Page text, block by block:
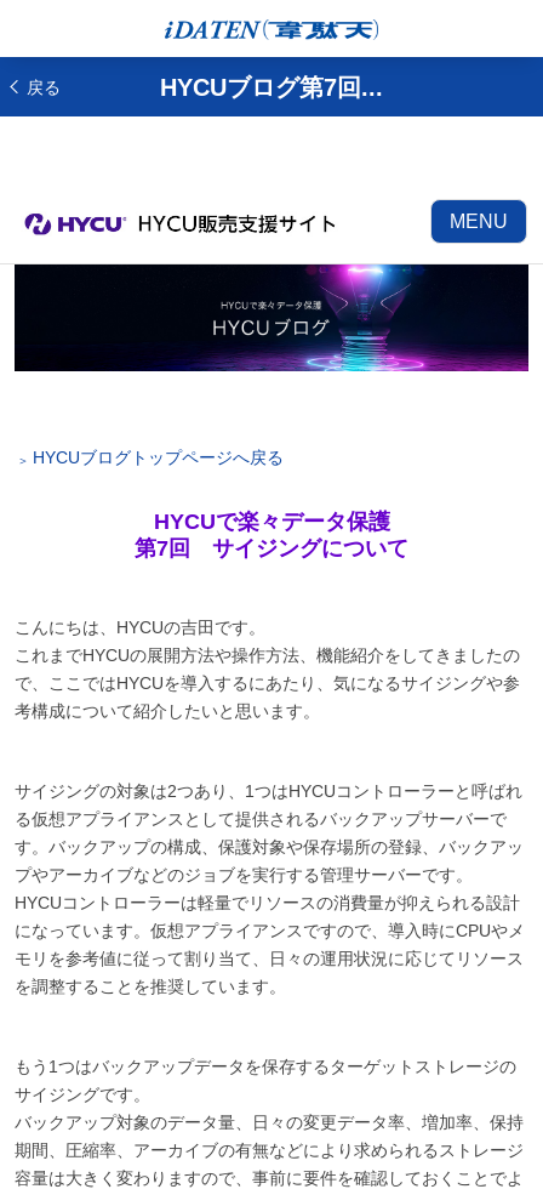
戻る HYCUブログ第7回...
MENU
HYCUブログトップページへ戻る
HYCUで楽々データ保護
第7回 サイジングについて
こんにちは、HYCUの吉田です。
これまでHYCUの展開方法や操作方法、機能紹介をしてきましたの
で、ここではHYCUを導入するにあたり、気になるサイジングや参
考構成について紹介したいと思います。
サイジングの対象は2つあり、1つはHYCUコントローラーと呼ばれ
る仮想アプライアンスとして提供されるバックアップサーバーで
す。バックアップの構成、保護対象や保存場所の登録、バックアッ
プやアーカイブなどのジョブを実行する管理サーバーです。
HYCUコントローラーは軽量でリソースの消費量が抑えられる設計
になっています。仮想アプライアンスですので、導入時にCPUやメ
モリを参考値に従って割り当て、日々の運用状況に応じてリソース
を調整することを推奨しています。
もう1つはバックアップデータを保存するターゲットストレージの
サイジングです。
バックアップ対象のデータ量、日々の変更データ率、増加率、保持
期間、圧縮率、アーカイブの有無などにより求められるストレージ
容量は大きく変わりますので、事前に要件を確認しておくことでよ